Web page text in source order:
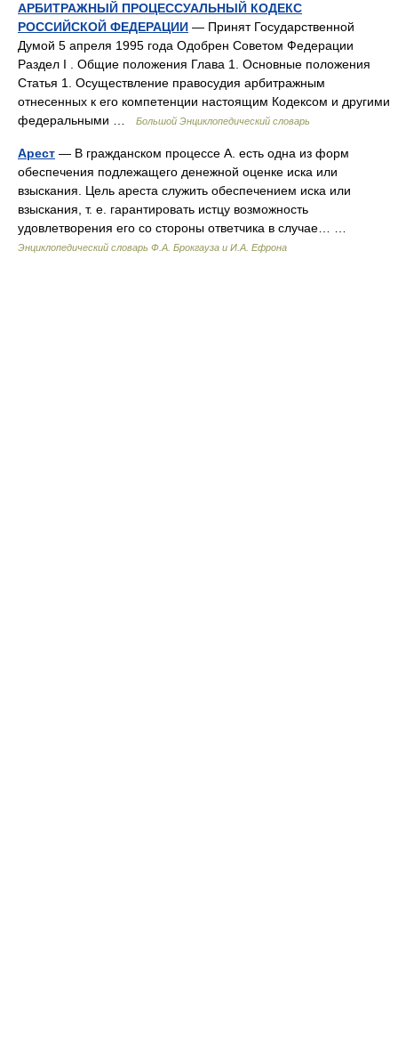
АРБИТРАЖНЫЙ ПРОЦЕССУАЛЬНЫЙ КОДЕКС
РОССИЙСКОЙ ФЕДЕРАЦИИ — Принят Государственной
Думой 5 апреля 1995 года Одобрен Советом Федерации
Раздел I . Общие положения Глава 1. Основные положения
Статья 1. Осуществление правосудия арбитражным
отнесенных к его компетенции настоящим Кодексом и другими
федеральными …
Большой Энциклопедический словарь
Арест — В гражданском процессе А. есть одна из форм
обеспечения подлежащего денежной оценке иска или
взыскания. Цель ареста служить обеспечением иска или
взыскания, т. е. гарантировать истцу возможность
удовлетворения его со стороны ответчика в случае… …
Энциклопедический словарь Ф.А. Брокгауза и И.А. Ефрона